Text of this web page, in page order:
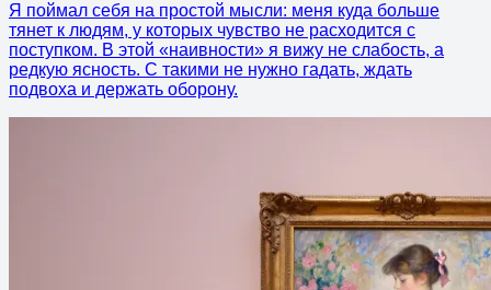
Я поймал себя на простой мысли: меня куда больше
тянет к людям, у которых чувство не расходится с
поступком. В этой «наивности» я вижу не слабость, а
редкую ясность. С такими не нужно гадать, ждать
подвоха и держать оборону.